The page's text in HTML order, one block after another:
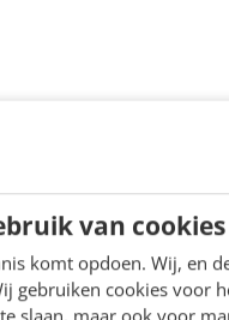
van cookies
komt opdoen. Wij, en
gebruiken cookies voor
slaan, maar ook voor